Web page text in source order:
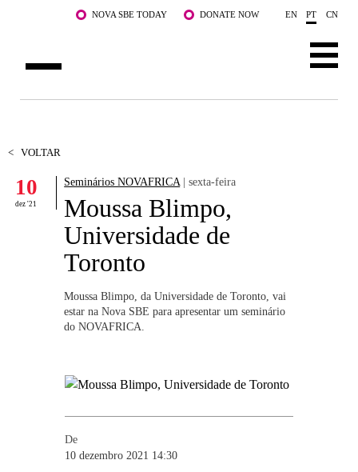
Saltar para o conteúdo principalNOVA SBE TODAY DONATE NOW EN PT CN
DOCENTES E INVESTIGAÇÃO
COMUNIDADE
LIFE AT NOVA SBE
WHAT'S HAPPENING
< VOLTAR
10
dez '21
Seminários NOVAFRICA| sexta-feira
Moussa Blimpo,
Universidade de
Toronto
Moussa Blimpo, da Universidade de Toronto, vai
estar na Nova SBE para apresentar um seminário
do NOVAFRICA.
De
10 dezembro 2021 14:30